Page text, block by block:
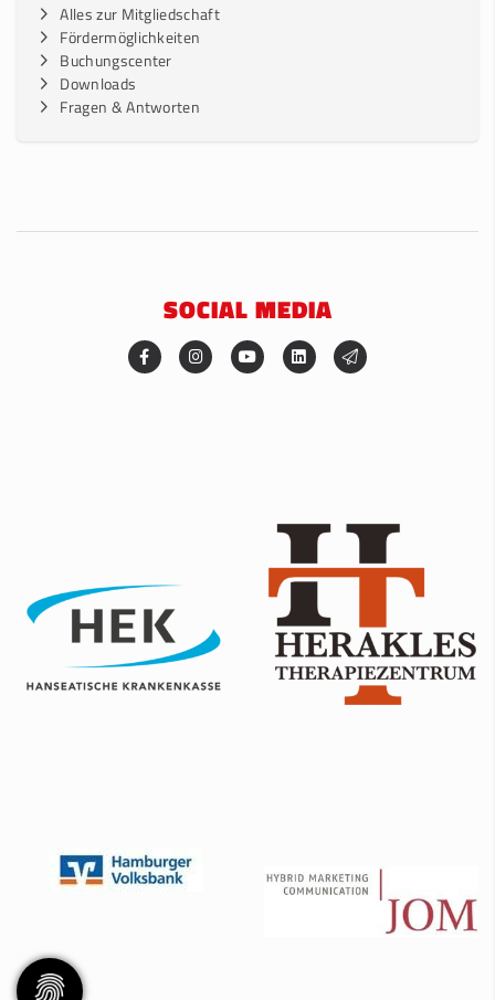
Alles zur Mitgliedschaft
Fördermöglichkeiten
Buchungscenter
Downloads
Fragen & Antworten
SOCIAL MEDIA